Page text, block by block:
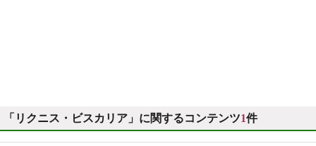
「リクニス・ビスカリア」に関するコンテンツ1件